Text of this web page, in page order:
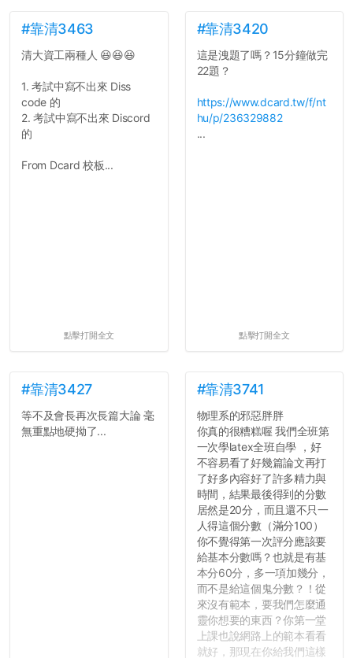
長作弊的風氣。
反正老人我明天就要搬離新
關，就當最後一天發個牢騷
吧XD，祝學弟妹們修課順利
~~...
舍房間，都歡迎留言讓我知
道...
#靠清3463
清大資工兩種人 😆😆😆
1. 考試中寫不出來 Diss
code 的
2. 考試中寫不出來 Discord
的
From Dcard 校板...
點擊打開全文
#靠清3420
這是洩題了嗎？15分鐘做完
22題？
https://www.dcard.tw/f/nt
hu/p/236329882
...
點擊打開全文
#靠清3427
等不及會長再次長篇大論 毫
無重點地硬拗了...
#靠清3741
物理系的邪惡胖胖
你真的很糟糕喔 我們全班第
一次學latex全班自學 ，好
不容易看了好幾篇論文再打
了好多內容好了許多精力與
時間，結果最後得到的分數
居然是20分，而且還不只一
人得這個分數（滿分100）
你不覺得第一次評分應該要
給基本分數嗎？也就是有基
本分60分，多一項加幾分，
而不是給這個鬼分數？！從
來沒有範本，要我們怎麼通
靈你想要的東西？你第一堂
上課也說網路上的範本看看
就好，那現在你給我們這樣